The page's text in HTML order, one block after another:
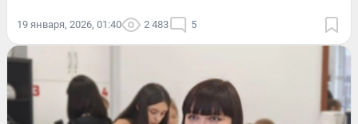
19 января, 2026, 01:40 2 483 5